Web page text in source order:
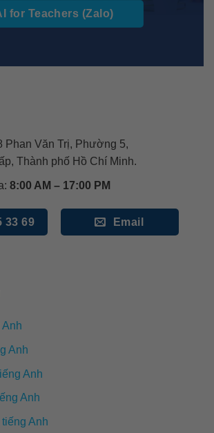
for Teachers (Zalo)
Phan Văn Trị, Phường 5,
Thành phố Hồ Chí Minh.
8:00 AM – 17:00 PM
33 69 Email
Anh
Anh
Anh
Anh